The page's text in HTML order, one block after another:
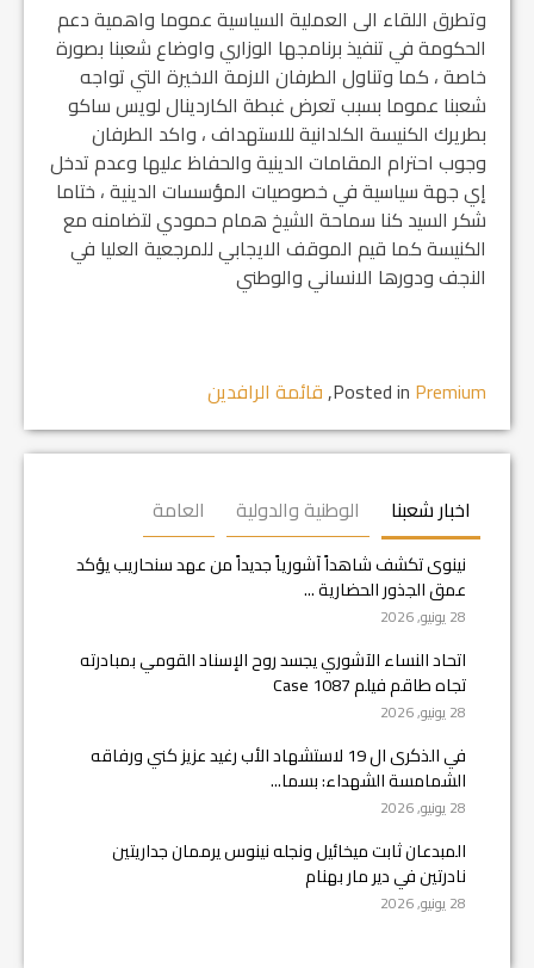
وتطرق اللقاء الى العملية السياسية عموما واهمية دعم
الحكومة في تنفيذ برنامجها الوزاري واوضاع شعبنا بصورة
خاصة ، كما وتناول الطرفان الازمة الاخيرة التي تواجه
شعبنا عموما بسبب تعرض غبطة الكاردينال لويس ساكو
بطريرك الكنيسة الكلدانية للاستهداف ، واكد الطرفان
وجوب احترام المقامات الدينية والحفاظ عليها وعدم تدخل
إي جهة سياسية في خصوصيات المؤسسات الدينية ، ختاما
شكر السيد كنا سماحة الشيخ همام حمودي لتضامنه مع
الكنيسة كما قيم الموقف الايجابي للمرجعية العليا في
النجف ودورها الانساني والوطني
Posted in Premium
,قائمة الرافدين
اخبار شعبنا الوطنية والدولية العامة
نينوى تكشف شاهداً آشورياً جديداً من عهد سنحاريب يؤكد
عمق الجذور الحضارية ...
28 يونيو, 2026
اتحاد النساء الآشوري يجسد روح الإسناد القومي بمبادرته
تجاه طاقم فيلم Case 1087
28 يونيو, 2026
في الذكرى ال 19 لاستشهاد الأب رغيد عزيز كني ورفاقه
الشمامسة الشهداء: بسما...
28 يونيو, 2026
المبدعان ثابت ميخائيل ونجله نينوس يرممان جداريتين
نادرتين في دير مار بهنام
28 يونيو, 2026